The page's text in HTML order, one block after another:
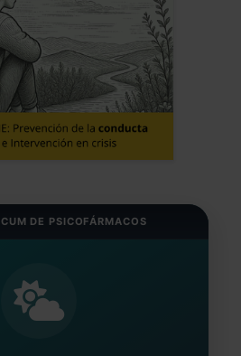
DE PSICOFÁRMACOS